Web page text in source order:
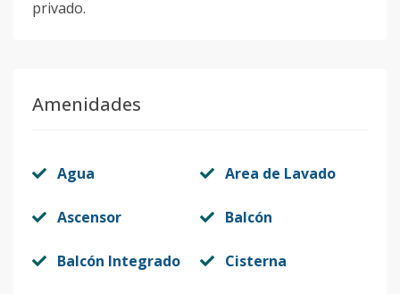
privado.
Amenidades
Agua Area de Lavado
Ascensor Balcón
Balcón Integrado Cisterna